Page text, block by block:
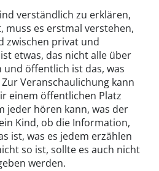
verständlich zu erklären,
muss es erstmal verstehen,
zwischen privat und
etwas, das nicht alle über
und öffentlich ist das, was
Veranschaulichung kann
einem öffentlichen Platz
jeder hören kann, was der
Kind, ob die Information,
ist, was es jedem erzählen
so ist, sollte es auch nicht
werden.